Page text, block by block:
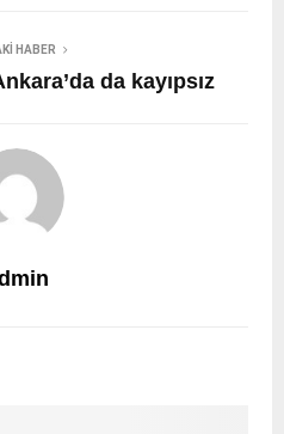
HABER
da kayıpsız